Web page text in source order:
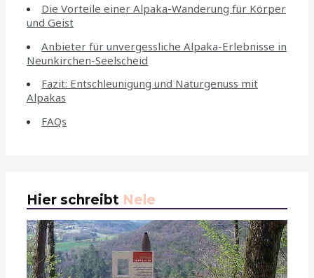
Die Vorteile einer Alpaka-Wanderung für Körper
und Geist
Anbieter für unvergessliche Alpaka-Erlebnisse in
Neunkirchen-Seelscheid
Fazit: Entschleunigung und Naturgenuss mit
Alpakas
FAQs
Hier schreibt Nele